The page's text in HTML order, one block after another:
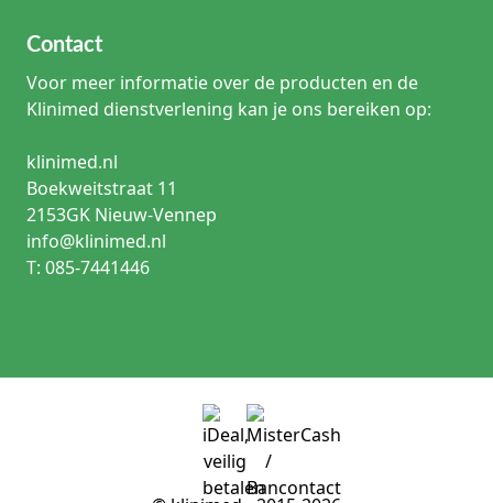
Contact
Voor meer informatie over de producten en de
Klinimed dienstverlening kan je ons bereiken op:
klinimed.nl
Boekweitstraat 11
2153GK Nieuw-Vennep
info@klinimed.nl
T: 085-7441446